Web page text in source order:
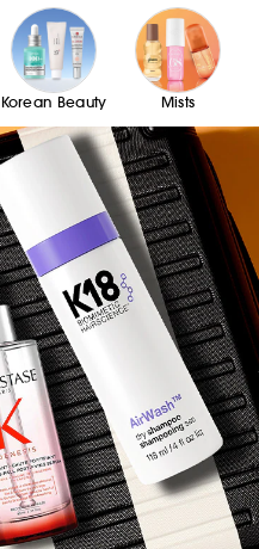
Korean Beauty Mists